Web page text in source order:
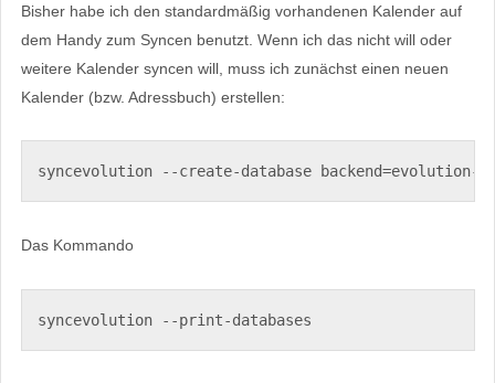
Bisher habe ich den standardmäßig vorhandenen Kalender auf
dem Handy zum Syncen benutzt. Wenn ich das nicht will oder
weitere Kalender syncen will, muss ich zunächst einen neuen
Kalender (bzw. Adressbuch) erstellen:
syncevolution --create-database backend=evolution-
Das Kommando
syncevolution --print-databases